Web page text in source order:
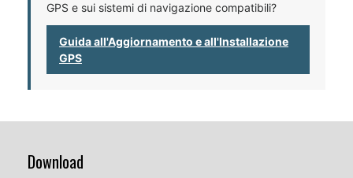
GPS e sui sistemi di navigazione compatibili?
Guida all'Aggiornamento e all'Installazione
GPS
Download